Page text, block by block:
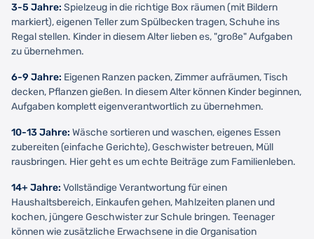
3-5 Jahre: Spielzeug in die richtige Box räumen (mit Bildern
markiert), eigenen Teller zum Spülbecken tragen, Schuhe ins
Regal stellen. Kinder in diesem Alter lieben es, "große" Aufgaben
zu übernehmen.
6-9 Jahre: Eigenen Ranzen packen, Zimmer aufräumen, Tisch
decken, Pflanzen gießen. In diesem Alter können Kinder beginnen,
Aufgaben komplett eigenverantwortlich zu übernehmen.
10-13 Jahre: Wäsche sortieren und waschen, eigenes Essen
zubereiten (einfache Gerichte), Geschwister betreuen, Müll
rausbringen. Hier geht es um echte Beiträge zum Familienleben.
14+ Jahre: Vollständige Verantwortung für einen
Haushaltsbereich, Einkaufen gehen, Mahlzeiten planen und
kochen, jüngere Geschwister zur Schule bringen. Teenager
können wie zusätzliche Erwachsene in die Organisation